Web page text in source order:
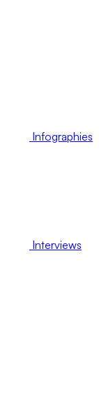
Infographies
Interviews